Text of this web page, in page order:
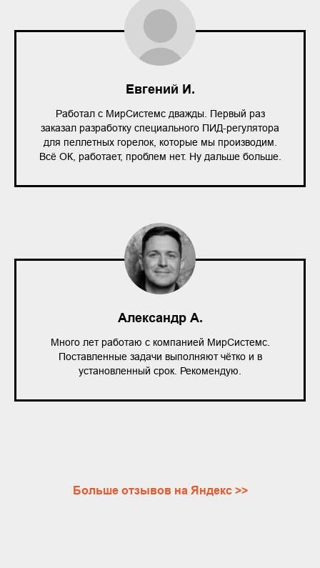
Евгений И.
Работал с МирСистемс дважды. Первый раз
заказал разработку специального ПИД-регулятора
для пеллетных горелок, которые мы производим.
Всё ОК, работает, проблем нет. Ну дальше больше.
Александр А.
Много лет работаю с компанией МирСистемс.
Поставленные задачи выполняют чётко и в
установленный срок. Рекомендую.
Больше отзывов на Яндекс >>